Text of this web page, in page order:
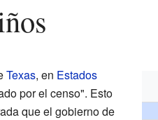
Texas, en Estados
por el censo". Esto
que el gobierno de